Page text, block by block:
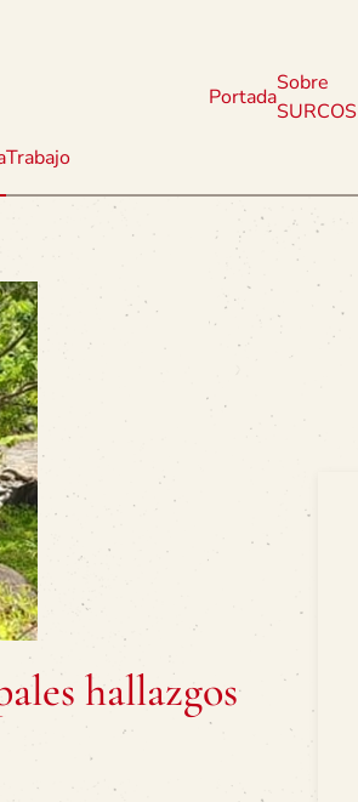
Trabajo
Portada
Sobre
SURCOS
hallazgos